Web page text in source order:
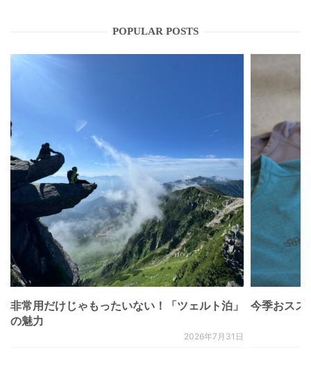
POPULAR POSTS
非常用だけじゃもったいない！「ツェルト泊」
の魅力
2026年7月31日
今季おスス